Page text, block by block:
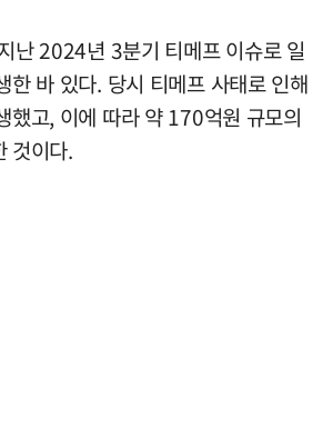
난 2024년 3분기 티메프 이슈로 일
한 바 있다. 당시 티메프 사태로 인해
했고, 이에 따라 약 170억원 규모의
것이다.